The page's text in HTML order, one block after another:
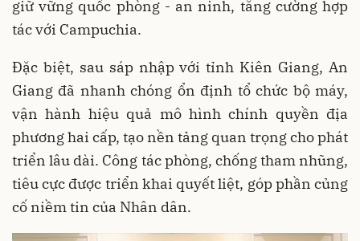
giữ vững quốc phòng - an ninh, tăng cường hợp
tác với Campuchia.
Đặc biệt, sau sáp nhập với tỉnh Kiên Giang, An
Giang đã nhanh chóng ổn định tổ chức bộ máy,
vận hành hiệu quả mô hình chính quyền địa
phương hai cấp, tạo nền tảng quan trọng cho phát
triển lâu dài. Công tác phòng, chống tham nhũng,
tiêu cực được triển khai quyết liệt, góp phần củng
cố niềm tin của Nhân dân.